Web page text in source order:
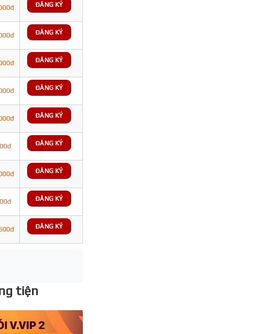
ĐĂNG KÝ
ĐĂNG KÝ
ĐĂNG KÝ
ĐĂNG KÝ
ĐĂNG KÝ
ĐĂNG KÝ
ĐĂNG KÝ
ĐĂNG KÝ
ĐĂNG KÝ
tiện